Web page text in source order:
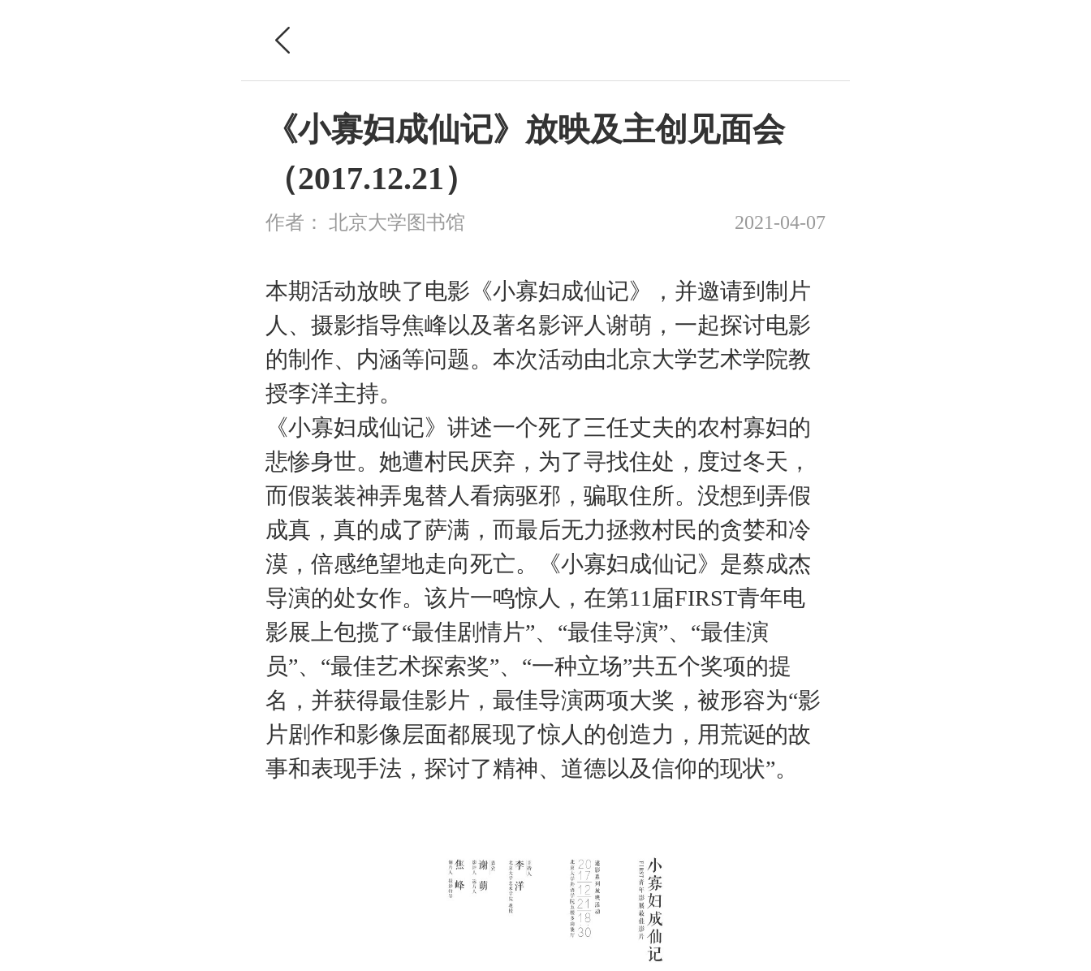
《小寡妇成仙记》放映及主创见面会
（2017.12.21）
作者： 北京大学图书馆 2021-04-07
本期活动放映了电影《小寡妇成仙记》，并邀请到制片
人、摄影指导焦峰以及著名影评人谢萌，一起探讨电影
的制作、内涵等问题。本次活动由北京大学艺术学院教
授李洋主持。
《小寡妇成仙记》讲述一个死了三任丈夫的农村寡妇的
悲惨身世。她遭村民厌弃，为了寻找住处，度过冬天，
而假装装神弄鬼替人看病驱邪，骗取住所。没想到弄假
成真，真的成了萨满，而最后无力拯救村民的贪婪和冷
漠，倍感绝望地走向死亡。《小寡妇成仙记》是蔡成杰
导演的处女作。该片一鸣惊人，在第11届FIRST青年电
影展上包揽了“最佳剧情片”、“最佳导演”、“最佳演
员”、“最佳艺术探索奖”、“一种立场”共五个奖项的提
名，并获得最佳影片，最佳导演两项大奖，被形容为“影
片剧作和影像层面都展现了惊人的创造力，用荒诞的故
事和表现手法，探讨了精神、道德以及信仰的现状”。